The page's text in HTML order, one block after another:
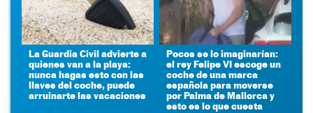
La Guardia Civil advierte a
quienes van a la playa:
nunca hagas esto con las
llaves del coche, puede
arruinarte las vacaciones
Pocos se lo imaginarían:
el rey Felipe VI escoge un
coche de una marca
española para moverse
por Palma de Mallorca y
esto es lo que cuesta